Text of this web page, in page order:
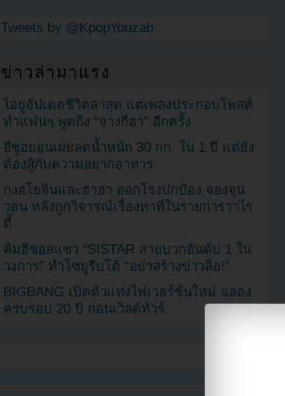
Tweets by @KpopYouzab
ข่าวล่ามาแรง
ไอยูอัปเดตชีวิตล่าสุด แต่เพลงประกอบโพสต์
ทำแฟนๆ พูดถึง “จางกีฮา” อีกครั้ง
อีซูฮยอนเผยลดน้ำหนัก 30 กก. ใน 1 ปี แต่ยัง
ต้องสู้กับความอยากอาหาร
กงฮโยจินและฮาฮ่า ออกโรงปกป้อง จองจุน
วอน หลังถูกวิจารณ์เรื่องท่าทีในรายการวาไร
ตี้
คิมฮีชอลแซว “SISTAR สายบวกอันดับ 1 ใน
วงการ” ทำโซยูรีบโต้ “อย่าสร้างข่าวลือ!”
BIGBANG เปิดตัวแท่งไฟเวอร์ชั่นใหม่ ฉลอง
ครบรอบ 20 ปี ก่อนเวิลด์ทัวร์